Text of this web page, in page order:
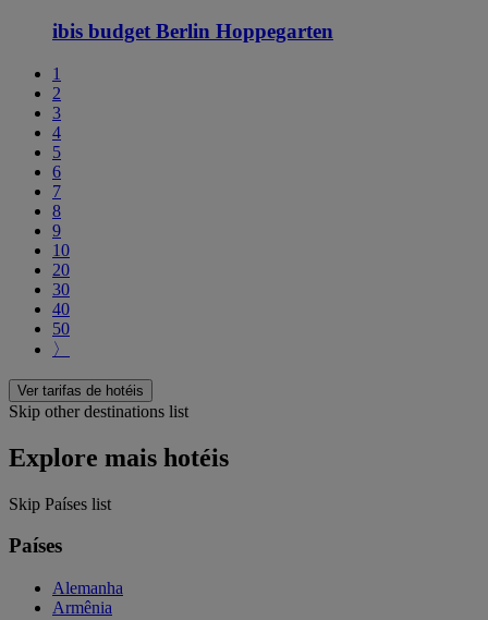
ibis budget Berlin Hoppegarten
1
2
3
4
5
6
7
8
9
10
20
30
40
50
〉
Ver tarifas de hotéis
Skip other destinations list
Explore mais hotéis
Skip Países list
Países
Alemanha
Armênia